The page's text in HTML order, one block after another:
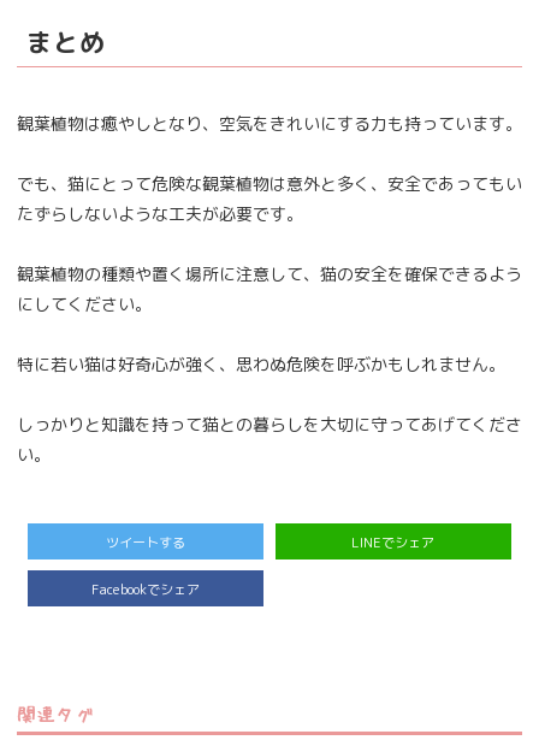
まとめ
観葉植物は癒やしとなり、空気をきれいにする力も持っています。
でも、猫にとって危険な観葉植物は意外と多く、安全であってもい
たずらしないような工夫が必要です。
観葉植物の種類や置く場所に注意して、猫の安全を確保できるよう
にしてください。
特に若い猫は好奇心が強く、思わぬ危険を呼ぶかもしれません。
しっかりと知識を持って猫との暮らしを大切に守ってあげてくださ
い。
ツイートする LINEでシェア
Facebookでシェア
関連タグ